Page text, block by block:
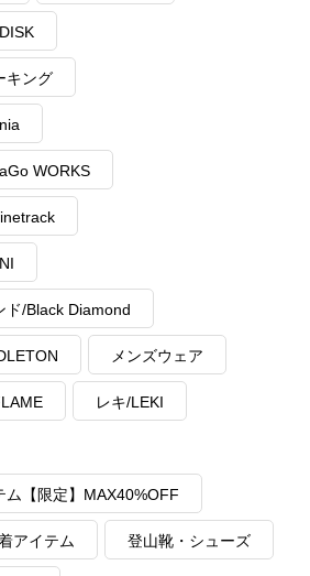
キング
WORKS
ド/Black Diamond
メンズウェア
レキ/LEKI
ム【限定】MAX40%OFF
アイテム 登山靴・シューズ